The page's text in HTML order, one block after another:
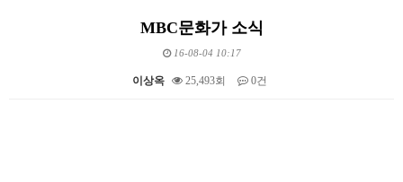
MBC문화가 소식
16-08-04 10:17
이상옥 25,493회 0건